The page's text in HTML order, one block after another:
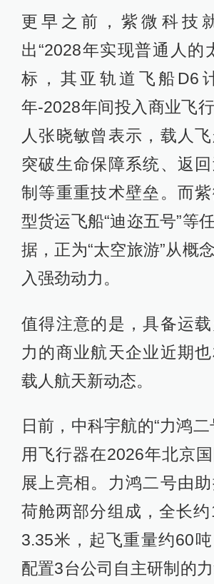
更早之前，紫微科技
出“2028年实现普通人的
标，其亚轨道飞船D6
年-2028年间投入商业飞
人张晓敏曾表示，载人
突破生命保障系统、返
制等重重技术壁垒。而
型货运飞船“迪迩五号”等
据，正为“太空旅游”从概
入强劲动力。
值得注意的是，具备运
力的商业航天企业近期
载人航天新动态。
日前，中科宇航的“力鸿二
用飞行器在2026年北京
展上亮相。力鸿二号由
荷舱两部分组成，全长
3.35米，起飞重量约60
配置3台公司自主研制的